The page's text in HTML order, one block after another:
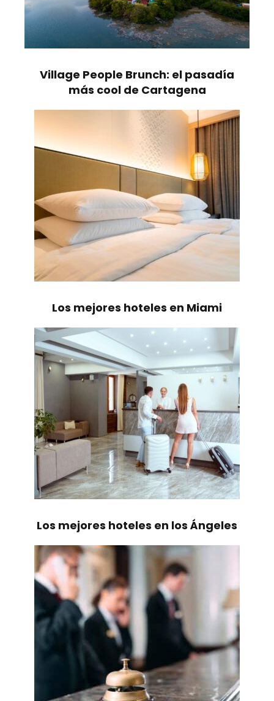
Village People Brunch: el pasadía
más cool de Cartagena
Los mejores hoteles en Miami
Los mejores hoteles en los Ángeles